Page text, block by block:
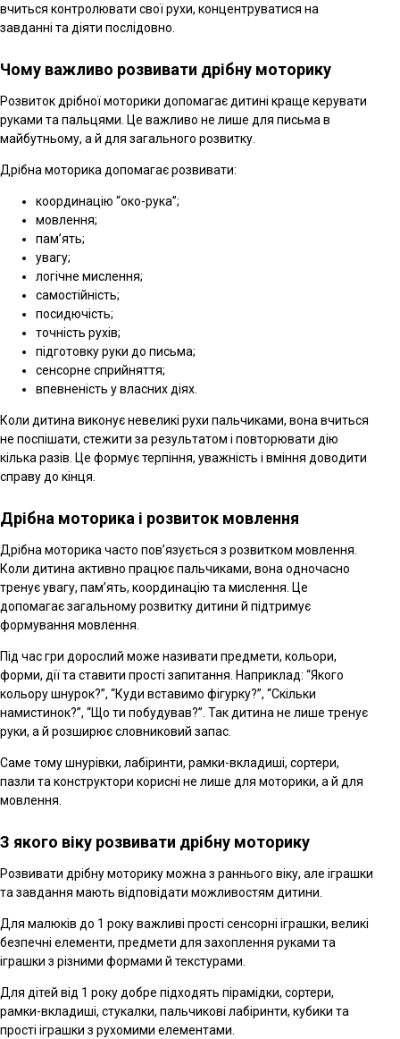
вчиться контролювати свої рухи, концентруватися на
завданні та діяти послідовно.
Чому важливо розвивати дрібну моторику
Розвиток дрібної моторики допомагає дитині краще керувати
руками та пальцями. Це важливо не лише для письма в
майбутньому, а й для загального розвитку.
Дрібна моторика допомагає розвивати:
координацію “око-рука”;
мовлення;
пам’ять;
увагу;
логічне мислення;
самостійність;
посидючість;
точність рухів;
підготовку руки до письма;
сенсорне сприйняття;
впевненість у власних діях.
Коли дитина виконує невеликі рухи пальчиками, вона вчиться
не поспішати, стежити за результатом і повторювати дію
кілька разів. Це формує терпіння, уважність і вміння доводити
справу до кінця.
Дрібна моторика і розвиток мовлення
Дрібна моторика часто пов’язується з розвитком мовлення.
Коли дитина активно працює пальчиками, вона одночасно
тренує увагу, пам’ять, координацію та мислення. Це
допомагає загальному розвитку дитини й підтримує
формування мовлення.
Під час гри дорослий може називати предмети, кольори,
форми, дії та ставити прості запитання. Наприклад: “Якого
кольору шнурок?”, “Куди вставимо фігурку?”, “Скільки
намистинок?”, “Що ти побудував?”. Так дитина не лише тренує
руки, а й розширює словниковий запас.
Саме тому шнурівки, лабіринти, рамки-вкладиші, сортери,
пазли та конструктори корисні не лише для моторики, а й для
мовлення.
З якого віку розвивати дрібну моторику
Розвивати дрібну моторику можна з раннього віку, але іграшки
та завдання мають відповідати можливостям дитини.
Для малюків до 1 року важливі прості сенсорні іграшки, великі
безпечні елементи, предмети для захоплення руками та
іграшки з різними формами й текстурами.
Для дітей від 1 року добре підходять пірамідки, сортери,
рамки-вкладиші, стукалки, пальчикові лабіринти, кубики та
прості іграшки з рухомими елементами.